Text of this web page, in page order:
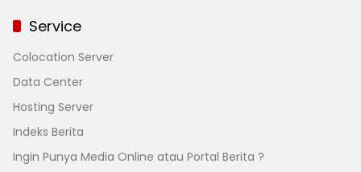
Service
Colocation Server
Data Center
Hosting Server
Indeks Berita
Ingin Punya Media Online atau Portal Berita ?